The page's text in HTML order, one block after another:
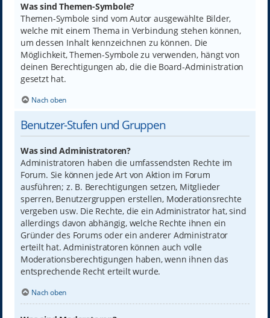
Was sind Themen-Symbole?
Themen-Symbole sind vom Autor ausgewählte Bilder,
welche mit einem Thema in Verbindung stehen können,
um dessen Inhalt kennzeichnen zu können. Die
Möglichkeit, Themen-Symbole zu verwenden, hängt von
deinen Berechtigungen ab, die die Board-Administration
gesetzt hat.
Nach oben
Benutzer-Stufen und Gruppen
Was sind Administratoren?
Administratoren haben die umfassendsten Rechte im
Forum. Sie können jede Art von Aktion im Forum
ausführen; z. B. Berechtigungen setzen, Mitglieder
sperren, Benutzergruppen erstellen, Moderationsrechte
vergeben usw. Die Rechte, die ein Administrator hat, sind
allerdings davon abhängig, welche Rechte ihnen ein
Gründer des Forums oder ein anderer Administrator
erteilt hat. Administratoren können auch volle
Moderationsberechtigungen haben, wenn ihnen das
entsprechende Recht erteilt wurde.
Nach oben